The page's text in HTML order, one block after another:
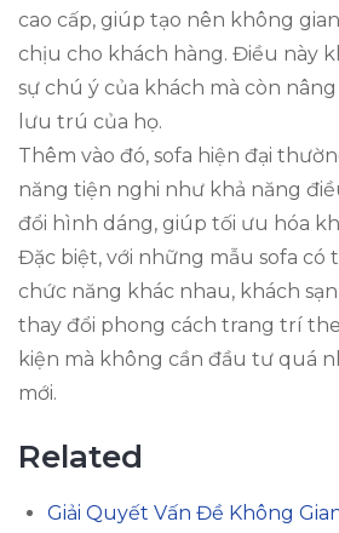
cao cấp, giúp tạo nên không
chịu cho khách hàng. Điều này
sự chú ý của khách mà còn
lưu trú của họ.
Thêm vào đó, sofa hiện đại
năng tiện nghi như khả năng
đổi hình dáng, giúp tối ưu hóa
Đặc biệt, với những mẫu sofa có
chức năng khác nhau, khách
thay đổi phong cách trang trí
kiện mà không cần đầu tư quá
mới.
Related
Giải Quyết Vấn Đề Không